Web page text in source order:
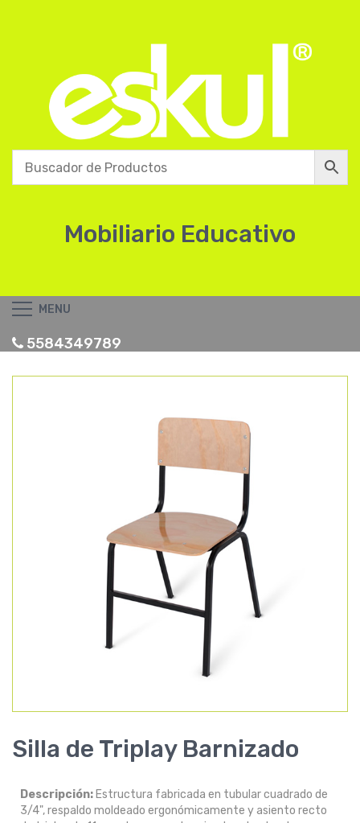
Mobiliario Educativo
MENU
5584349789
Silla de Triplay Barnizado
Descripción: Estructura fabricada en tubular cuadrado de
3/4", respaldo moldeado ergonómicamente y asiento recto